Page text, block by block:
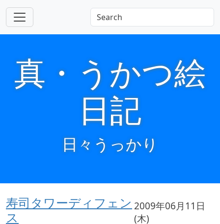
真・うかつ絵
日記
日々うっかり
寿司タワーディフェン
ス
2009年06月11日
(木)